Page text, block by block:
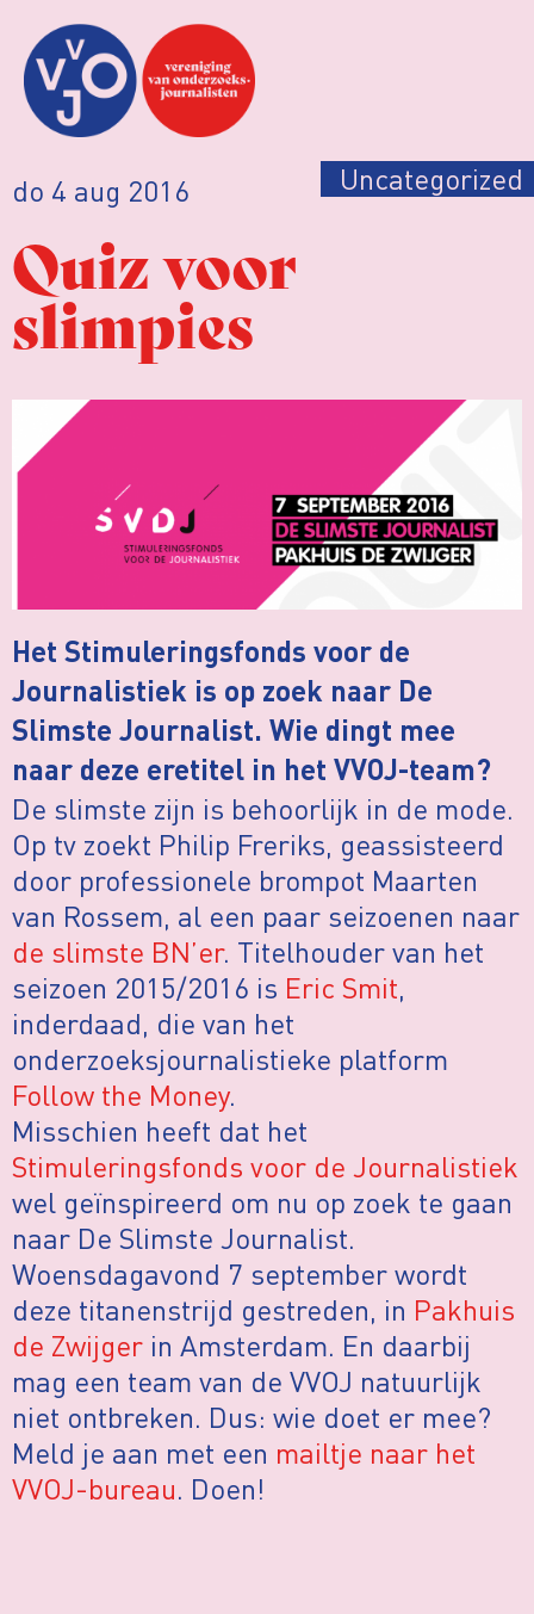
do 4 aug 2016 Uncategorized
Quiz voor
slimpies
Het Stimuleringsfonds voor de
Journalistiek is op zoek naar De
Slimste Journalist. Wie dingt mee
naar deze eretitel in het VVOJ-team?
De slimste zijn is behoorlijk in de mode.
Op tv zoekt Philip Freriks, geassisteerd
door professionele brompot Maarten
van Rossem, al een paar seizoenen naar
de slimste BN’er. Titelhouder van het
seizoen 2015/2016 is Eric Smit,
inderdaad, die van het
onderzoeksjournalistieke platform
Follow the Money.
Misschien heeft dat het
Stimuleringsfonds voor de Journalistiek
wel geïnspireerd om nu op zoek te gaan
naar De Slimste Journalist.
Woensdagavond 7 september wordt
deze titanenstrijd gestreden, in Pakhuis
de Zwijger in Amsterdam. En daarbij
mag een team van de VVOJ natuurlijk
niet ontbreken. Dus: wie doet er mee?
Meld je aan met een mailtje naar het
VVOJ-bureau. Doen!